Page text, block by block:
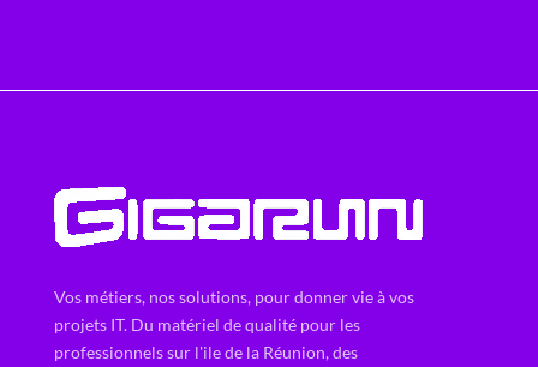
Vos métiers, nos solutions, pour donner vie à vos
projets IT. Du matériel de qualité pour les
professionnels sur l'ile de la Réunion, des